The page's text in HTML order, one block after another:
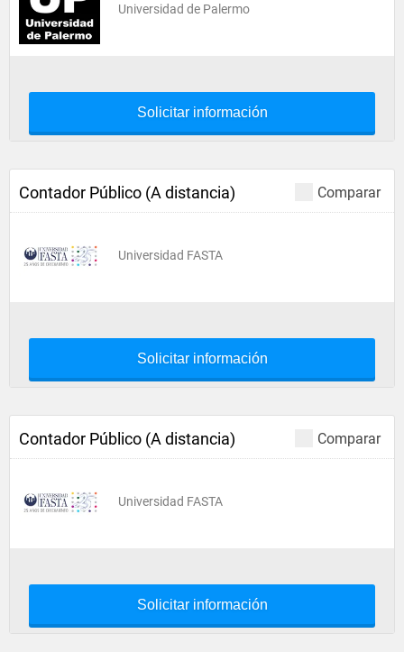
Universidad de Palermo
Solicitar información
Comparar
Contador Público (A distancia)
Universidad FASTA
Solicitar información
Comparar
Contador Público (A distancia)
Universidad FASTA
Solicitar información